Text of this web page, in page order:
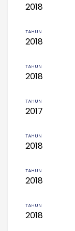
2018
2018
2018
2017
2018
2018
2018